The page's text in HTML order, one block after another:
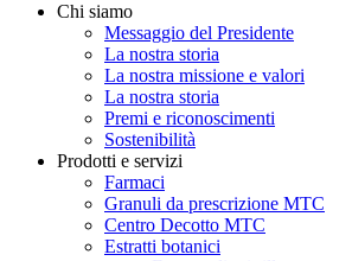
Chi siamo
Messaggio del Presidente
La nostra storia
La nostra missione e valori
La nostra storia
Premi e riconoscimenti
Sostenibilità
Prodotti e servizi
Farmaci
Granuli da prescrizione MTC
Centro Decotto MTC
Estratti botanici